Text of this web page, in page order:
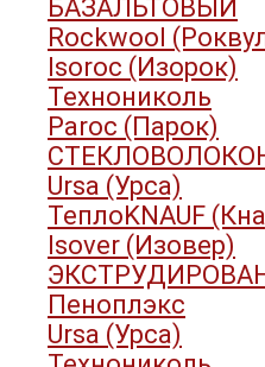
БАЗАЛЬТОВЫЙ
Rockwool
Isoroc (Изорок)
Технониколь
Paroc (Парок)
Ursa (Урса)
ТеплоKNAUF
Isover (Изовер)
Пеноплэкс
Ursa (Урса)